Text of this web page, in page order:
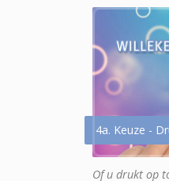
4a. Keuze -
Of u drukt op